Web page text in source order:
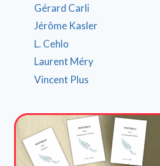
Gérard Carli
Jérôme Kasler
L. Cehlo
Laurent Méry
Vincent Plus